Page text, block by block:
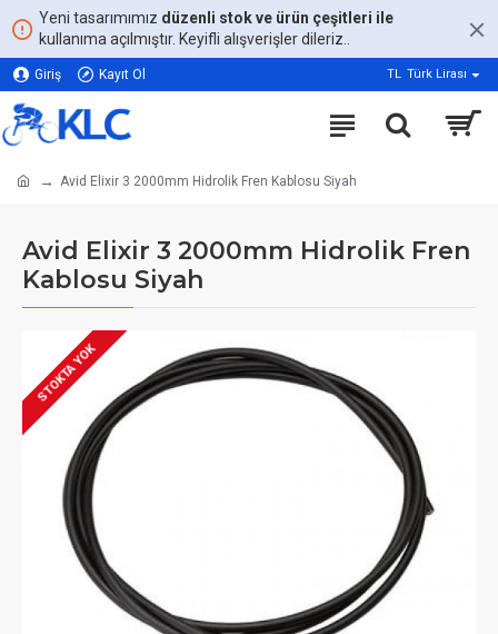
Yeni tasarımımız düzenli stok ve ürün çeşitleri ile
kullanıma açılmıştır. Keyifli alışverişler dileriz..
Giriş Kayıt Ol TL Türk Lirası
Avid Elixir 3 2000mm Hidrolik Fren Kablosu Siyah
Avid Elixir 3 2000mm Hidrolik Fren
Kablosu Siyah
STOKTA YOK